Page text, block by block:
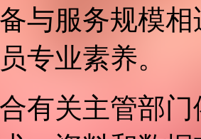
备与服务规模
专业素养。
合有关主管部